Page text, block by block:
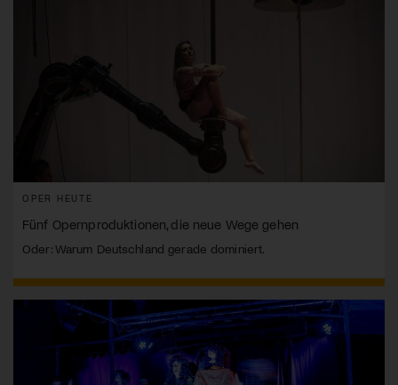
OPER HEUTE
Fünf Opernproduktionen, die neue Wege gehen
Oder: Warum Deutschland gerade dominiert.